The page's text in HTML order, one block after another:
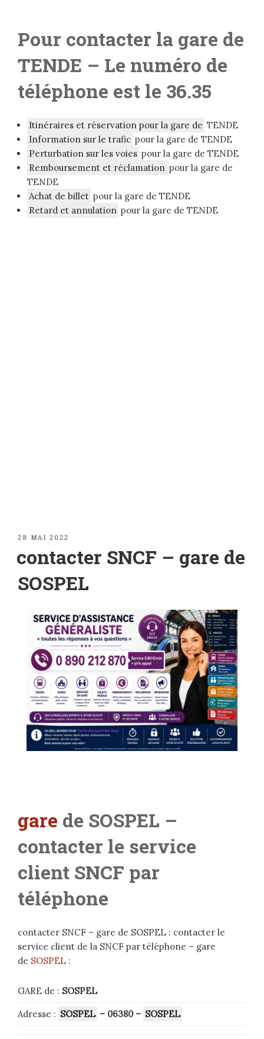
Pour contacter la gare de
TENDE – Le numéro de
téléphone est le 36.35
Itinéraires et réservation pour la gare de TENDE
Information sur le trafic pour la gare de TENDE
Perturbation sur les voies pour la gare de TENDE
Remboursement et réclamation pour la gare de
TENDE
Achat de billet pour la gare de TENDE
Retard et annulation pour la gare de TENDE
PUBLIÉ
28 MAI 2022
contacter SNCF – gare de
SOSPEL
gare de SOSPEL –
contacter le service
client SNCF par
téléphone
contacter SNCF – gare de SOSPEL : contacter le
service client de la SNCF par téléphone – gare
de SOSPEL :
GARE de : SOSPEL
Adresse : SOSPEL – 06380 – SOSPEL